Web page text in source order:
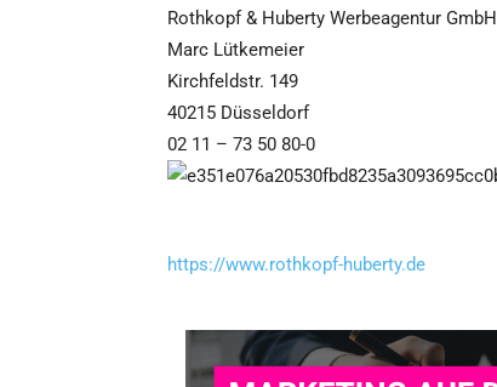
Rothkopf & Huberty Werbeagentur GmbH
Marc Lütkemeier
Kirchfeldstr. 149
40215 Düsseldorf
02 11 – 73 50 80-0
https://www.rothkopf-huberty.de